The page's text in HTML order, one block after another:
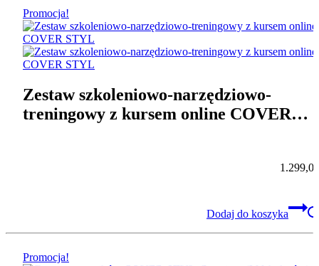
Promocja!
Zestaw szkoleniowo-narzędziowo-
treningowy z kursem online COVER
Dodaj do koszyka
Promocja!